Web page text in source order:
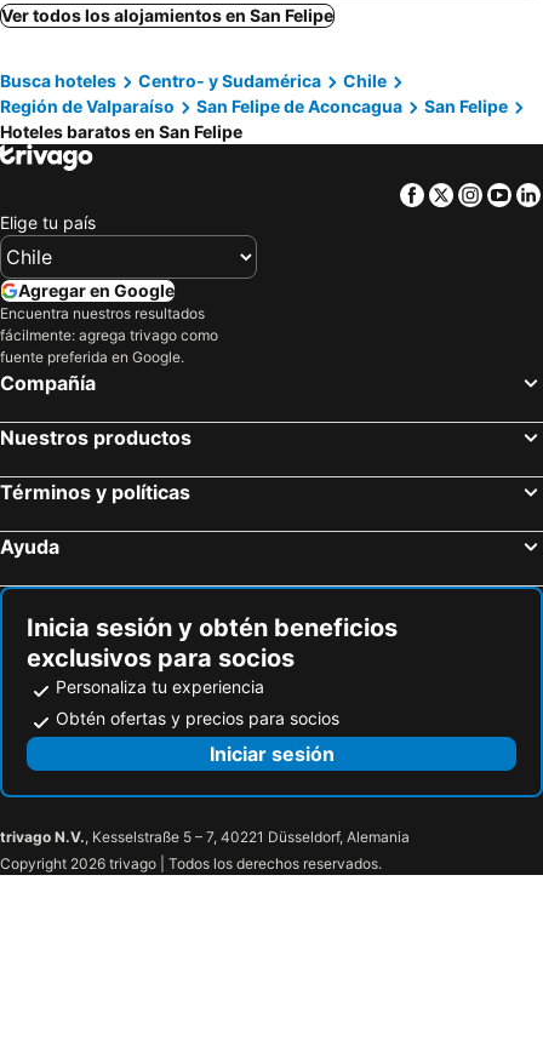
San Felipe El Real
Ver todos los alojamientos en San Felipe
Busca hoteles Centro- y Sudamérica
Chile
Región de Valparaíso
San Felipe de Aconcagua
San Felipe
Hoteles baratos en San Felipe
Facebook
Twitter
Elige tu país
Agregar en Google
Encuentra nuestros resultados
fácilmente: agrega trivago como
fuente preferida en Google.
Compañía
Nuestros productos
Términos y políticas
Ayuda
Inicia sesión y obtén beneficios
exclusivos para socios
Personaliza tu experiencia
Obtén ofertas y precios para socios
Iniciar sesión
trivago N.V., Kesselstraße 5 – 7, 40221 Düsseldorf, Alemania
Copyright 2026 trivago | Todos los derechos reservados.